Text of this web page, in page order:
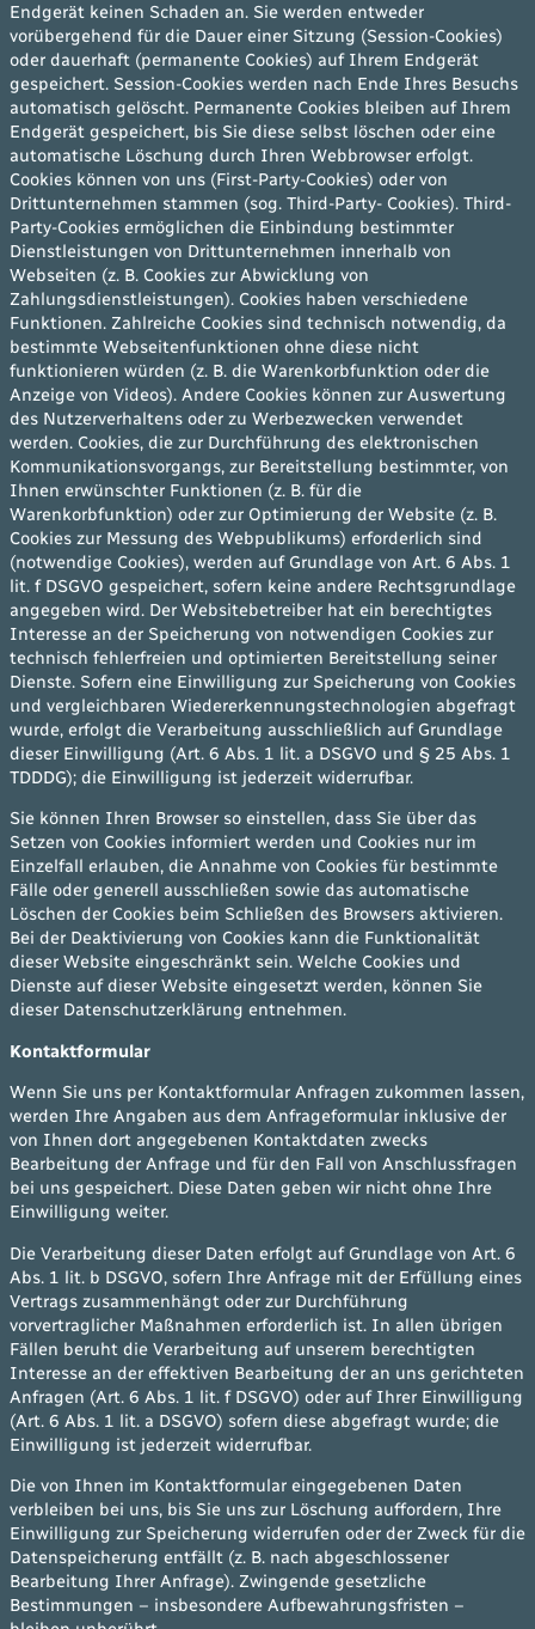
Endgerät keinen Schaden an. Sie werden entweder
vorübergehend für die Dauer einer Sitzung (Session-Cookies)
oder dauerhaft (permanente Cookies) auf Ihrem Endgerät
gespeichert. Session-Cookies werden nach Ende Ihres Besuchs
automatisch gelöscht. Permanente Cookies bleiben auf Ihrem
Endgerät gespeichert, bis Sie diese selbst löschen oder eine
automatische Löschung durch Ihren Webbrowser erfolgt.
Cookies können von uns (First-Party-Cookies) oder von
Drittunternehmen stammen (sog. Third-Party- Cookies). Third-
Party-Cookies ermöglichen die Einbindung bestimmter
Dienstleistungen von Drittunternehmen innerhalb von
Webseiten (z. B. Cookies zur Abwicklung von
Zahlungsdienstleistungen). Cookies haben verschiedene
Funktionen. Zahlreiche Cookies sind technisch notwendig, da
bestimmte Webseitenfunktionen ohne diese nicht
funktionieren würden (z. B. die Warenkorbfunktion oder die
Anzeige von Videos). Andere Cookies können zur Auswertung
des Nutzerverhaltens oder zu Werbezwecken verwendet
werden. Cookies, die zur Durchführung des elektronischen
Kommunikationsvorgangs, zur Bereitstellung bestimmter, von
Ihnen erwünschter Funktionen (z. B. für die
Warenkorbfunktion) oder zur Optimierung der Website (z. B.
Cookies zur Messung des Webpublikums) erforderlich sind
(notwendige Cookies), werden auf Grundlage von Art. 6 Abs. 1
lit. f DSGVO gespeichert, sofern keine andere Rechtsgrundlage
angegeben wird. Der Websitebetreiber hat ein berechtigtes
Interesse an der Speicherung von notwendigen Cookies zur
technisch fehlerfreien und optimierten Bereitstellung seiner
Dienste. Sofern eine Einwilligung zur Speicherung von Cookies
und vergleichbaren Wiedererkennungstechnologien abgefragt
wurde, erfolgt die Verarbeitung ausschließlich auf Grundlage
dieser Einwilligung (Art. 6 Abs. 1 lit. a DSGVO und § 25 Abs. 1
TDDDG); die Einwilligung ist jederzeit widerrufbar.
Sie können Ihren Browser so einstellen, dass Sie über das
Setzen von Cookies informiert werden und Cookies nur im
Einzelfall erlauben, die Annahme von Cookies für bestimmte
Fälle oder generell ausschließen sowie das automatische
Löschen der Cookies beim Schließen des Browsers aktivieren.
Bei der Deaktivierung von Cookies kann die Funktionalität
dieser Website eingeschränkt sein. Welche Cookies und
Dienste auf dieser Website eingesetzt werden, können Sie
dieser Datenschutzerklärung entnehmen.
Kontaktformular
Wenn Sie uns per Kontaktformular Anfragen zukommen lassen,
werden Ihre Angaben aus dem Anfrageformular inklusive der
von Ihnen dort angegebenen Kontaktdaten zwecks
Bearbeitung der Anfrage und für den Fall von Anschlussfragen
bei uns gespeichert. Diese Daten geben wir nicht ohne Ihre
Einwilligung weiter.
Die Verarbeitung dieser Daten erfolgt auf Grundlage von Art. 6
Abs. 1 lit. b DSGVO, sofern Ihre Anfrage mit der Erfüllung eines
Vertrags zusammenhängt oder zur Durchführung
vorvertraglicher Maßnahmen erforderlich ist. In allen übrigen
Fällen beruht die Verarbeitung auf unserem berechtigten
Interesse an der effektiven Bearbeitung der an uns gerichteten
Anfragen (Art. 6 Abs. 1 lit. f DSGVO) oder auf Ihrer Einwilligung
(Art. 6 Abs. 1 lit. a DSGVO) sofern diese abgefragt wurde; die
Einwilligung ist jederzeit widerrufbar.
Die von Ihnen im Kontaktformular eingegebenen Daten
verbleiben bei uns, bis Sie uns zur Löschung auffordern, Ihre
Einwilligung zur Speicherung widerrufen oder der Zweck für die
Datenspeicherung entfällt (z. B. nach abgeschlossener
Bearbeitung Ihrer Anfrage). Zwingende gesetzliche
Bestimmungen – insbesondere Aufbewahrungsfristen –